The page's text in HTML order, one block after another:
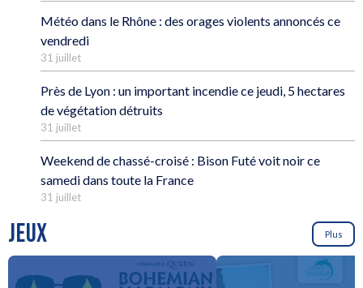
Météo dans le Rhône : des orages violents annoncés ce
vendredi
31 juillet
Près de Lyon : un important incendie ce jeudi, 5 hectares
de végétation détruits
31 juillet
Weekend de chassé-croisé : Bison Futé voit noir ce
samedi dans toute la France
31 juillet
JEUX Plus